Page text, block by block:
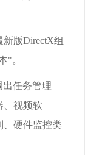
版DirectX组
"。
出任务管理
、视频软
、硬件监控类